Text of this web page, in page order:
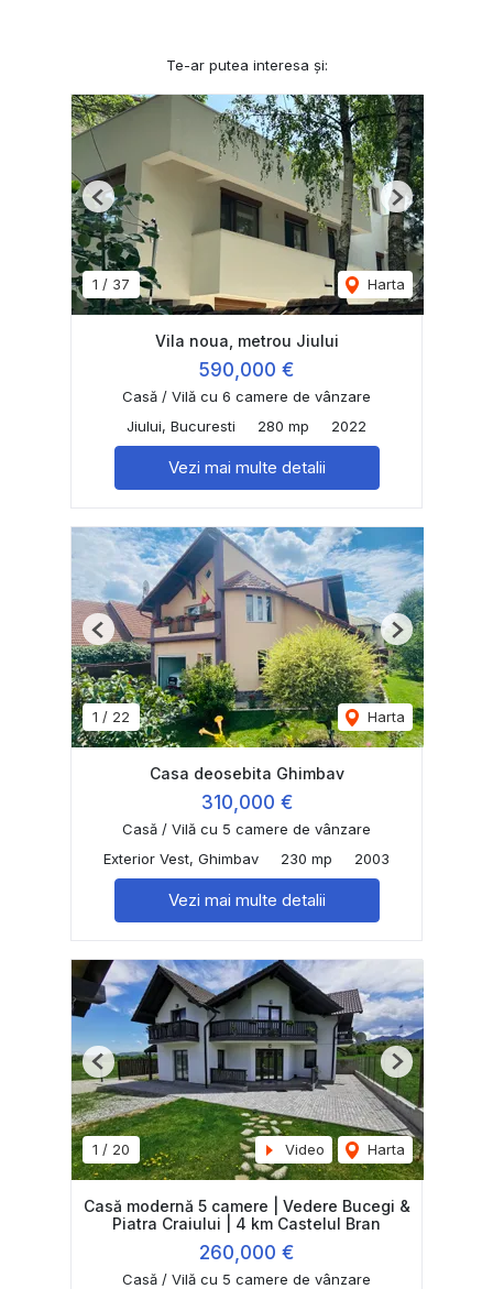
Te-ar putea interesa și:
1 / 37 Harta
Previous Next
Vila noua, metrou Jiului
590,000 €
Casă / Vilă cu 6 camere de vânzare
Jiului, Bucuresti
280 mp 2022
Vezi mai multe detalii
1 / 22 Harta
Previous Next
Casa deosebita Ghimbav
310,000 €
Casă / Vilă cu 5 camere de vânzare
Exterior Vest, Ghimbav
230 mp 2003
Vezi mai multe detalii
1 / 20 Video Harta
Previous Next
Casă modernă 5 camere | Vedere Bucegi &
Piatra Craiului | 4 km Castelul Bran
260,000 €
Casă / Vilă cu 5 camere de vânzare